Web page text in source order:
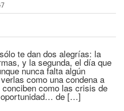
te dan dos alegrías: la
y la segunda, el día que
nunca falta algún
como una condena a
como las crisis de
oportunidad… de […]